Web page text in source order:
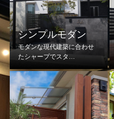
シンプルモダン